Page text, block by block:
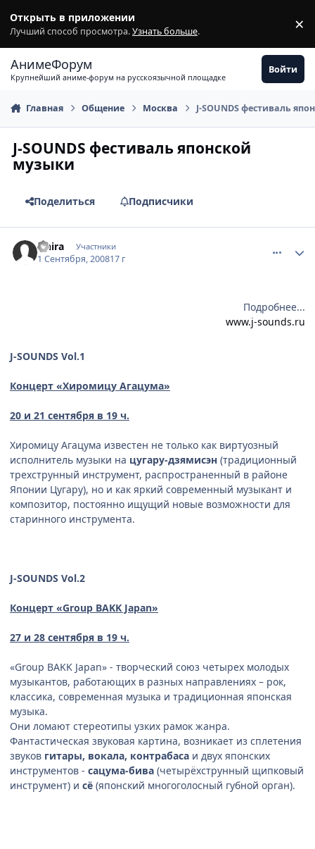
Открыть в приложении
Лучший способ просмотра.Узнать больше. ×
АнимеФорум
Крупнейший аниме-форум на русскоязычной площадке
Войти
Главная Общение Москва J-SOUNDS фестиваль
J-SOUNDS фестиваль японской
музыки
Поделиться Подписчики
sinira Участники
1 Сентября, 200817 г
Подробнее...
www.j-sounds.ru
J-SOUNDS Vol.1
Концерт «Хиромицу Агацума»
20 и 21 сентября в 19 ч.
Хиромицу Агацума известен не только как виртуозный
исполнитель музыки на цугару-дзямисэн (традиционный
трехструнный инструмент, распространенный в районе
Японии Цугару), но и как яркий современный музыкант и
композитор, постоянно ищущий новые возможности для
старинного инструмента.
J-SOUNDS Vol.2
Концерт «Group BAKK Japan»
27 и 28 сентября в 19 ч.
«Group BAKK Japan» - творческий союз четырех молодых
музыкантов, работающих в разных направлениях – рок,
классика, современная музыка и традиционная японская
музыка.
Они ломают стереотипы узких рамок жанра.
Фантастическая звуковая картина, возникает из сплетения
звуков гитары, вокала, контрабаса и двух японских
инструментов - сацума-бива (четырёхструнный щипковый
инструмент) и сё (японский многоголосный губной орган).